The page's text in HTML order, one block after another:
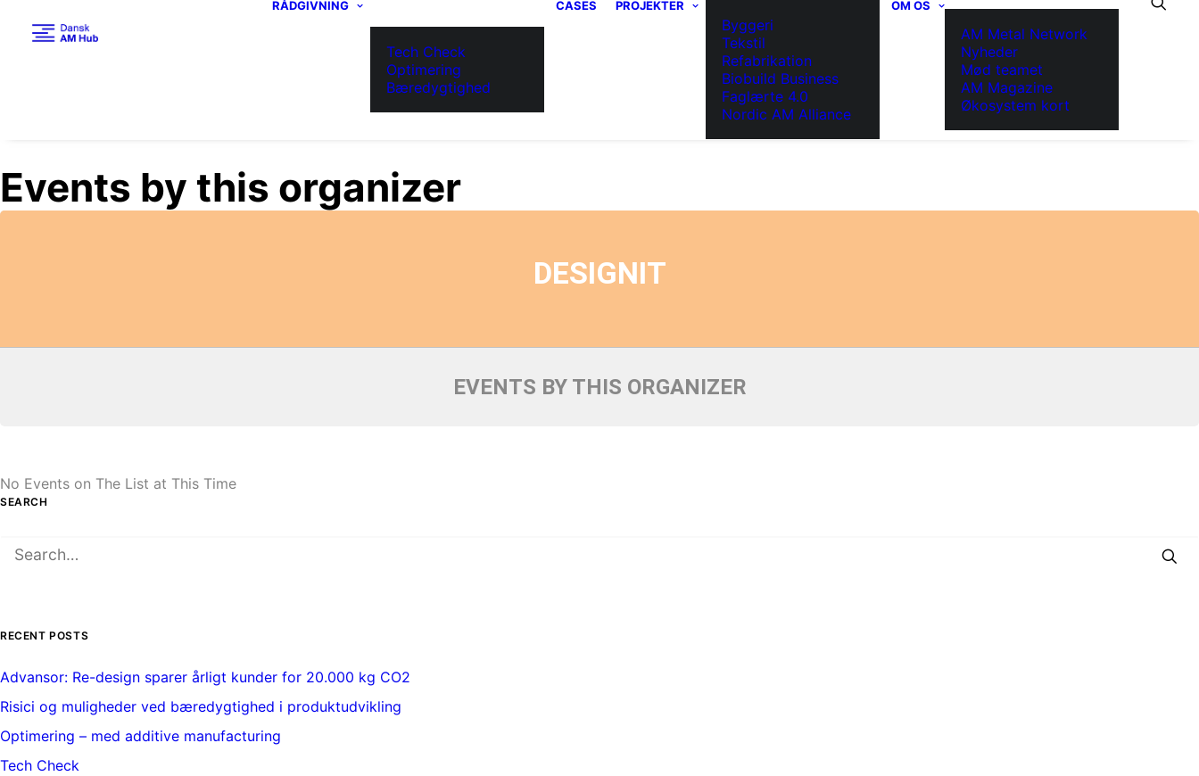
RÅDGIVNING
Tech Check
Optimering
Bæredygtighed
CASES PROJEKTER
Byggeri
Tekstil
Refabrikation
Biobuild Business
Faglærte 4.0
Nordic AM Alliance
OM OS
AM Metal Network
Nyheder
Mød teamet
AM Magazine
Økosystem kort
Events by this organizer
DESIGNIT
EVENTS BY THIS ORGANIZER
No Events on The List at This Time
SEARCH
RECENT POSTS
Advansor: Re-design sparer årligt kunder for 20.000 kg CO2
Risici og muligheder ved bæredygtighed i produktudvikling
Optimering – med additive manufacturing
Tech Check